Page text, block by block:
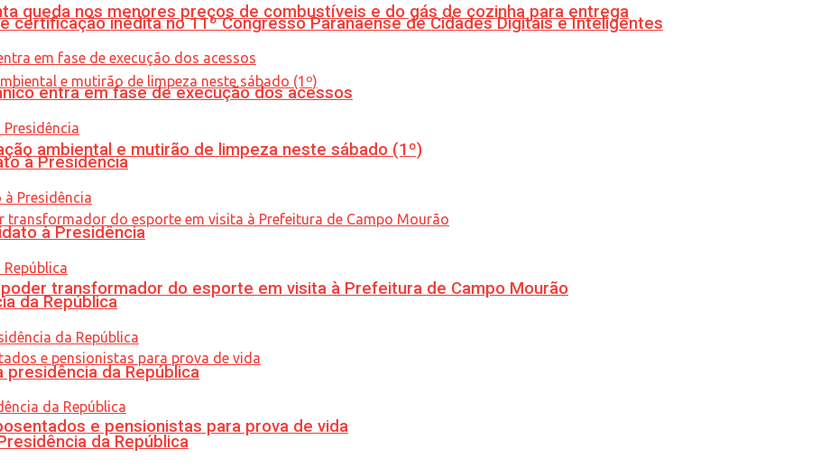
queda nos menores preços de combustíveis e do gás de cozinha para entrega
ambiental e mutirão de limpeza neste sábado (1º)
transformador do esporte em visita à Prefeitura de Campo Mourão
e pensionistas para prova de vida
certificação inédita no 11º Congresso Paranaense de Cidades Digitais e Inteligentes
entra em fase de execução dos acessos
à Presidência
à Presidência
da República
presidência da República
da República